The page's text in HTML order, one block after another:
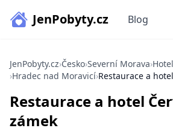
JenPobyty.cz Blog
JenPobyty.cz›Česko›Severní Morava›
›Hradec nad Moravicí›Restaurace a
Restaurace a hotel
zámek